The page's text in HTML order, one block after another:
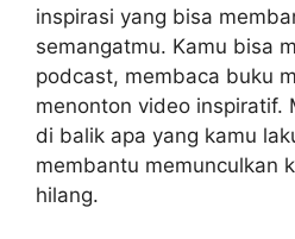
inspirasi yang bisa
semangatmu. Kamu bisa
podcast, membaca buku
menonton video inspiratif.
di balik apa yang kamu
membantu memunculkan
hilang.